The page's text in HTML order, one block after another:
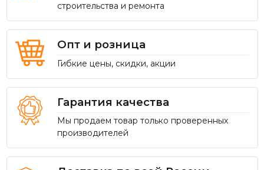
строительства и ремонта
Опт и розница
Гибкие цены, скидки, акции
Гарантия качества
Мы продаем товар только проверенных
производителей